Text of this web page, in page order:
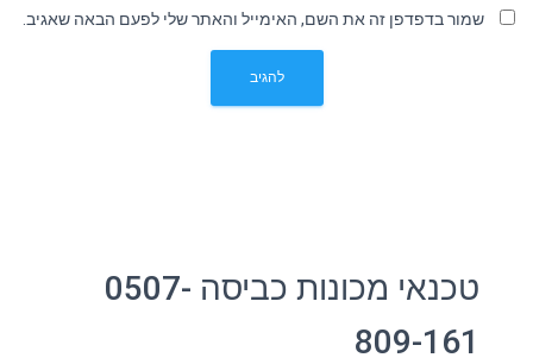
שמור בדפדפן זה את השם, האימייל והאתר שלי לפעם הבאה שאגיב.
טכנאי מכונות כביסה 0507-
809-161